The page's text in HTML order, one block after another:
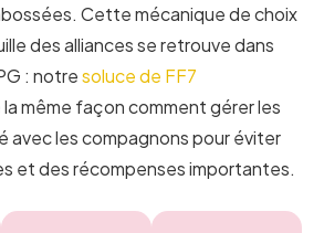
Cette mécanique de choix
des alliances se retrouve dans
: notresoluce de FF7
même façon comment gérer les
avec les compagnons pour éviter
et des récompenses importantes.